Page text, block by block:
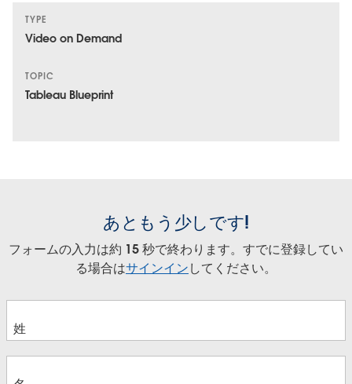
TYPE
Video on Demand
TOPIC
Tableau Blueprint
あともう少しです!
フォームの入力は約 15 秒で終わります。すでに登録してい
る場合はサインインしてください。